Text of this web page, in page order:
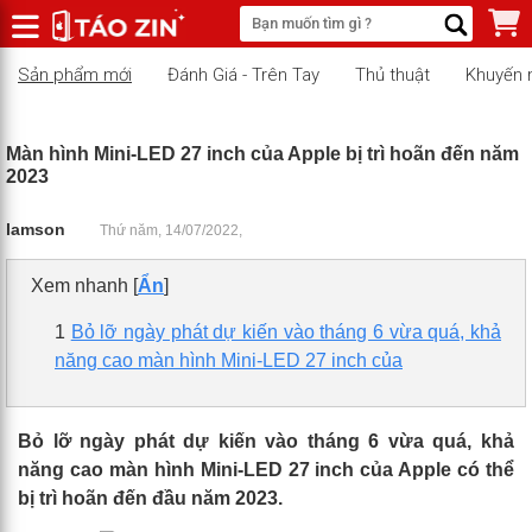
Sản phẩm mới Đánh Giá - Trên Tay Thủ thuật Khuyến
Màn hình Mini-LED 27 inch của Apple bị trì hoãn đến năm
2023
lamson Thứ năm, 14/07/2022,
Xem nhanh [Ẩn]
1 Bỏ lỡ ngày phát dự kiến vào tháng 6 vừa quá, khả
năng cao màn hình Mini-LED 27 inch của
Bỏ lỡ ngày phát dự kiến vào tháng 6 vừa quá, khả
năng cao màn hình Mini-LED 27 inchcủa Apple có thể
bị trì hoãn đến đầu năm 2023.